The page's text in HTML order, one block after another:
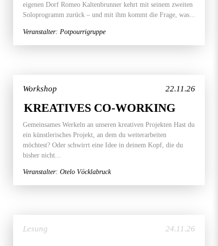
eigenen Dorf Romeo Kaltenbrunner kehrt mit seinem zweiten
Soloprogramm zurück – und mit ihm kommt die Frage, was...
Veranstalter: Potpourrigruppe
22.11.26
Workshop
KREATIVES CO-WORKING
Gemeinsames Werkeln an unseren kreativen Projekten Hast du
ein künstlerisches Projekt, an dem du weiterarbeiten
möchtest? Oder schwirrt eine Idee in deinem Kopf, die du
bisher nicht...
Veranstalter: Otelo Vöcklabruck
24.11.26
Lesung